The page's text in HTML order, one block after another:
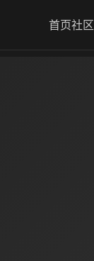
首页社区